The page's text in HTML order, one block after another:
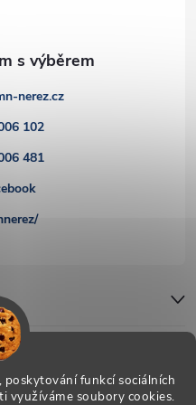
poskytování funkcí sociálních
využíváme soubory cookies.
nerez.cz
102
481